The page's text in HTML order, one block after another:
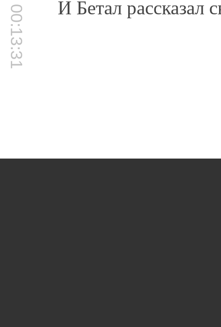
00:13:31 И Бетал